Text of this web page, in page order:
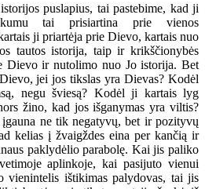
puslapius, tai pastebime, kad ji
tai prisiartina prie vienos
ji priartėja prie Dievo, kartais nuo
tautos istorija, taip ir krikščionybės
Dievo ir nutolimo nuo Jo istorija. Bet
jei jos tikslas yra Dievas? Kodėl
negu šviesą? Kodėl ji kartais lyg
žino, kad jos išganymas yra viltis?
ne tik negatyvų, bet ir pozityvų
kelias į žvaigždes eina per kančią ir
paklydėlio parabolę. Kai jis paliko
aplinkoje, kai pasijuto vienui
ištikimas palydovas, tai jis